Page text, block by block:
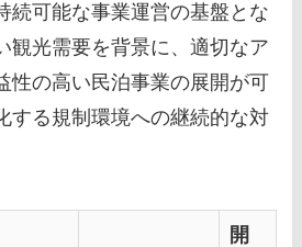
続可能な事業運営の基盤とな
観光需要を背景に、適切なア
性の高い民泊事業の展開が可
する規制環境への継続的な対
開